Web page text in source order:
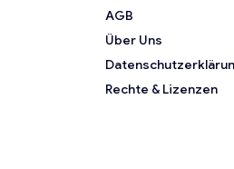
AGB
Über Uns
Rechte & Lizenzen